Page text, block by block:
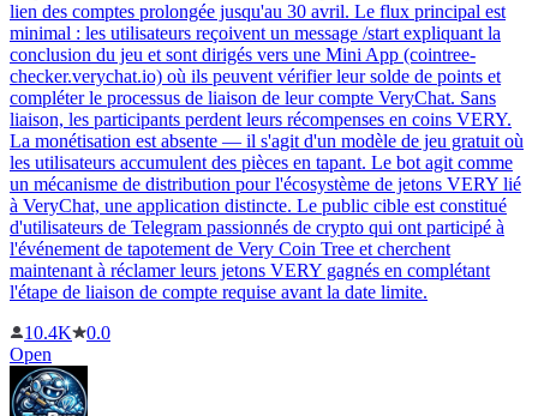
lien des comptes prolongée jusqu'au 30 avril. Le flux principal est
minimal : les utilisateurs reçoivent un message /start expliquant la
conclusion du jeu et sont dirigés vers une Mini App (cointree-
checker.verychat.io) où ils peuvent vérifier leur solde de points et
compléter le processus de liaison de leur compte VeryChat. Sans
liaison, les participants perdent leurs récompenses en coins VERY.
La monétisation est absente — il s'agit d'un modèle de jeu gratuit où
les utilisateurs accumulent des pièces en tapant. Le bot agit comme
un mécanisme de distribution pour l'écosystème de jetons VERY lié
à VeryChat, une application distincte. Le public cible est constitué
d'utilisateurs de Telegram passionnés de crypto qui ont participé à
l'événement de tapotement de Very Coin Tree et cherchent
maintenant à réclamer leurs jetons VERY gagnés en complétant
l'étape de liaison de compte requise avant la date limite.
10.4K
0.0
Open